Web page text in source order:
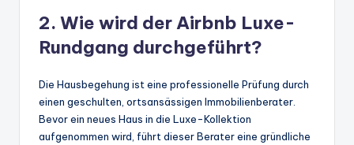
2. Wie wird der Airbnb Luxe-
Rundgang durchgeführt?
Die Hausbegehung ist eine professionelle Prüfung durch
einen geschulten, ortsansässigen Immobilienberater.
Bevor ein neues Haus in die Luxe-Kollektion
aufgenommen wird, führt dieser Berater eine gründliche